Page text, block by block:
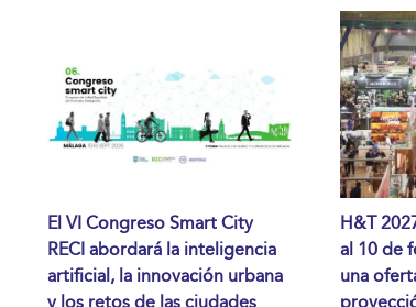
El VI Congreso Smart City
RECI abordará la inteligencia
artificial, la innovación urbana
y los retos de las ciudades
H&T
al 10 de
una